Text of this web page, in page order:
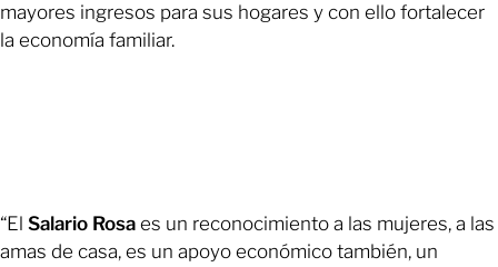
mayores ingresos para sus hogares y con ello fortalecer
la economía familiar.
“El Salario Rosa es un reconocimiento a las mujeres, a las
amas de casa, es un apoyo económico también, un